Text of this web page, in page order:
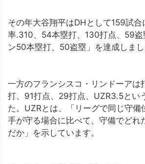
その年大谷翔平はDHとして159試合
率.310、54本塁打、130打点、59盗
ン50本塁打、50盗塁」を達成しまし
一方のフランシスコ・リンドーア
打、91打点、29打点、UZR3.5とい
た。UZRとは、「リーグで同じ守備
手が守る場合に比べて、守備でどれ
だか」を示しています。